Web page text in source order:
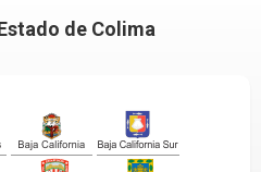
de Colima